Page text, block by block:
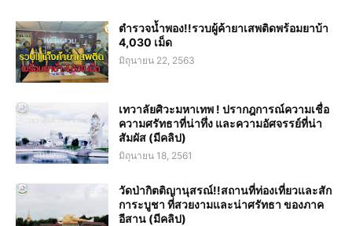
ตำรวจน้ำพอง!!รวบผู้ค้ายาเสพติดพร้อมยาบ้า
4,030 เม็ด
มิถุนายน 22, 2563
เทวาลัยศิวะมหาเทพ ! ปรากฎการณ์ความเชื่อ
ความศรัทธาที่น่าทึ่ง และความอัศจรรย์ที่น่า
สัมผัส (มีคลิป)
มิถุนายน 18, 2561
วัดป่ากิตติญานุสรณ์!!สถานที่ท่องเที่ยวและสัก
การะบูชา ที่สวยงามและน่าศรัทธา ของภาค
อีสาน (มีคลิป)